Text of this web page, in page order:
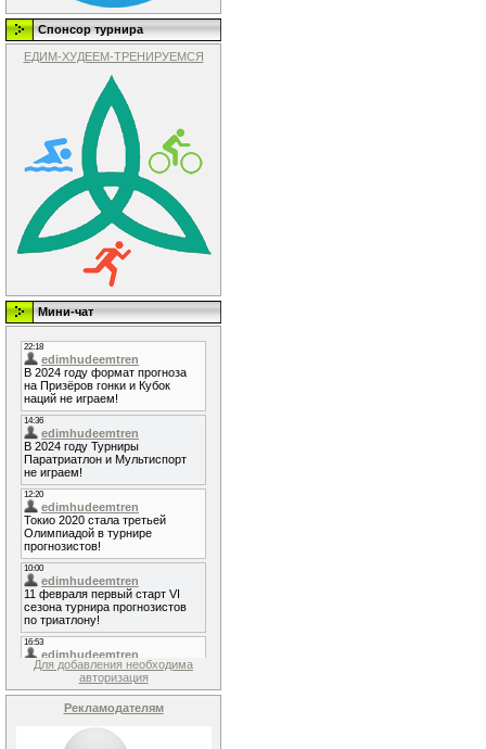
Спонсор турнира
ЕДИМ-ХУДЕЕМ-ТРЕНИРУЕМСЯ
Мини-чат
Для добавления необходима
авторизация
Рекламодателям